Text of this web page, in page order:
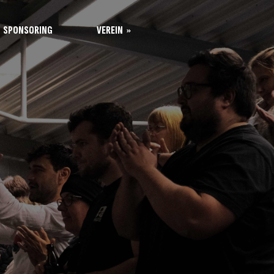
SPONSORING VEREIN
Leitung
Kontakt
Unsere Werte
Mitgliedschaft